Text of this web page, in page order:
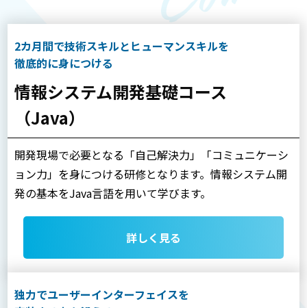
2カ月間で技術スキルとヒューマンスキルを
徹底的に身につける
情報システム開発基礎コース
（Java）
開発現場で必要となる「自己解決力」「コミュニケーシ
ョン力」を身につける研修となります。情報システム開
発の基本をJava言語を用いて学びます。
詳しく見る
独力でユーザーインターフェイスを